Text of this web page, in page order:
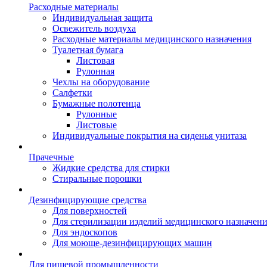
Расходные материалы
Индивидуальная защита
Освежитель воздуха
Расходные материалы медицинского назначения
Туалетная бумага
Листовая
Рулонная
Чехлы на оборудование
Салфетки
Бумажные полотенца
Рулонные
Листовые
Индивидуальные покрытия на сиденья унитаза
Прачечные
Жидкие средства для стирки
Стиральные порошки
Дезинфицирующие средства
Для поверхностей
Для стерилизации изделий медицинского
Для эндоскопов
Для моюще-дезинфицирующих машин
Для пищевой промышленности